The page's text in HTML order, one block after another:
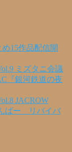
め15作品配信開
ミズタニ会議
『銀河鉄道の夜
JACROW
ばー リバイバ